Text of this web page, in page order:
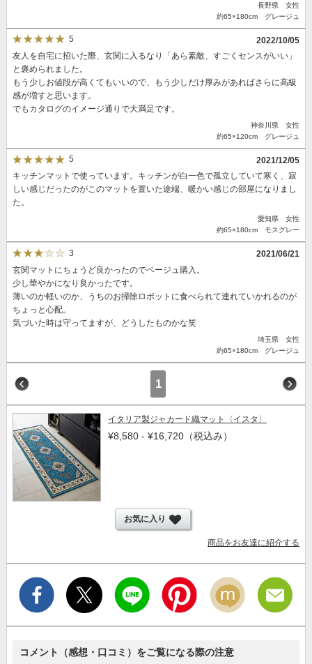
長野県 女性
約65×180cm グレージュ
5
2022/10/05
友人を自宅に招いた際、玄関に入るなり「あら素敵、すごくセンスがいい」
と褒められました。
もう少しお値段が高くてもいいので、もう少しだけ厚みがあればさらに高級
感が増すと思います。
でもカタログのイメージ通りで大満足です。
神奈川県 女性
約65×120cm グレージュ
5
2021/12/05
キッチンマットで使っています。キッチンが白一色で孤立していて寒く、寂
しい感じだったのがこのマットを置いた途端、暖かい感じの部屋になりまし
た。
愛知県 女性
約65×180cm モスグレー
3
2021/06/21
玄関マットにちょうど良かったのでベージュ購入。
少し華やかになり良かったです。
薄いのか軽いのか、うちのお掃除ロボットに食べられて連れていかれるのが
ちょっと心配。
気づいた時は守ってますが、どうしたものかな笑
埼玉県 女性
約65×180cm グレージュ
1
イタリア製ジャカード織マット〈イスタ〉
¥8,580 - ¥16,720（税込み）
お気に入り
商品をお友達に紹介する
コメント（感想・口コミ）をご覧になる際の注意